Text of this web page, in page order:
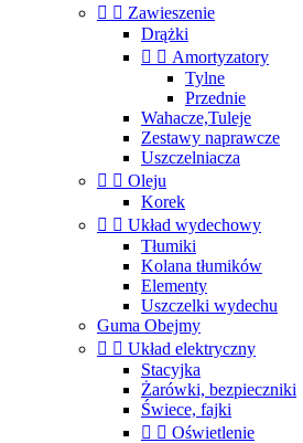
  Zawieszenie
Drążki
  Amortyzatory
Tylne
Przednie
Wahacze,Tuleje
Zestawy naprawcze
Uszczelniacza
  Oleju
Korek
  Układ wydechowy
Tłumiki
Kolana tłumików
Elementy
Uszczelki wydechu
Guma Obejmy
  Układ elektryczny
Stacyjka
Żarówki, bezpieczniki
Świece, fajki
  Oświetlenie